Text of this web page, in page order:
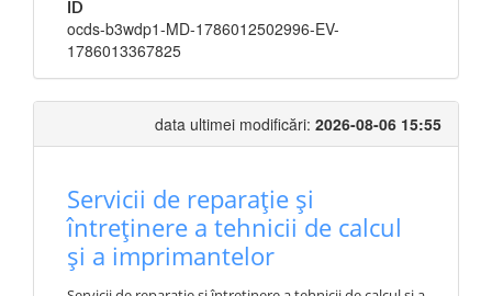
ID
ocds-b3wdp1-MD-1786012502996-EV-
1786013367825
data ultimei modificări: 2026-08-06 15:55
Servicii de reparație și
întreținere a tehnicii de calcul
și a imprimantelor